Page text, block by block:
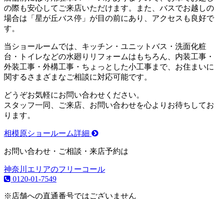
の際も安心してご来店いただけます。また、バスでお越しの
場合は「星が丘バス停」が目の前にあり、アクセスも良好で
す。
当ショールームでは、キッチン・ユニットバス・洗面化粧
台・トイレなどの水廻りリフォームはもちろん、内装工事・
外装工事・外構工事・ちょっとした小工事まで、お住まいに
関するさまざまなご相談に対応可能です。
どうぞお気軽にお問い合わせください。
スタッフ一同、ご来店、お問い合わせを心よりお待ちしてお
ります。
相模原ショールーム詳細
お問い合わせ・ご相談・来店予約は
神奈川エリアのフリーコール
0120-01-7549
※店舗への直通番号ではございません